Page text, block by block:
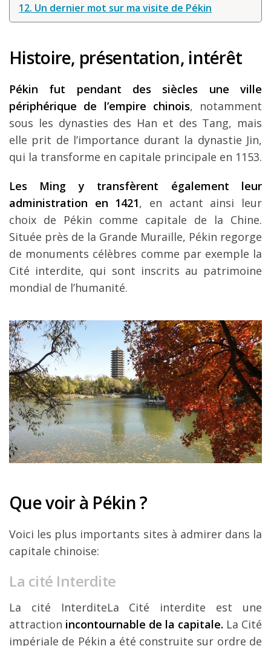
12. Un dernier mot sur ma visite de Pékin
Histoire, présentation, intérêt
Pékin fut pendant des siècles une ville
périphérique de l’empire chinois, notamment
sous les dynasties des Han et des Tang, mais
elle prit de l’importance durant la dynastie Jin,
qui la transforme en capitale principale en 1153.
Les Ming y transfèrent également leur
administration en 1421, en actant ainsi leur
choix de Pékin comme capitale de la Chine.
Située près de la Grande Muraille, Pékin regorge
de monuments célèbres comme par exemple la
Cité interdite, qui sont inscrits au patrimoine
mondial de l’humanité.
Que voir à Pékin ?
Voici les plus importants sites à admirer dans la
capitale chinoise:
La cité Interdite
La cité InterditeLa Cité interdite est une
attraction incontournable de la capitale. La Cité
impériale de Pékin a été construite sur ordre de